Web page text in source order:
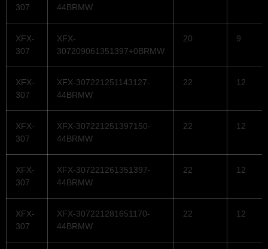
307
44BRMW
XFX-
307
XFX-
307209061351397+0BRMW
20 9
XFX-
307
XFX-307221251143127-
44BRMW
22 12
XFX-
307
XFX-307221251397150-
44BRMW
22 12
XFX-
307
XFX-307221261351397-
44BRMW
22 12
XFX-
307
XFX-307221281651170-
44BRMW
22 12